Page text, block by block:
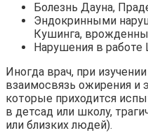
Болезнь Дауна,
Эндокринными
Кушинга,
Нарушения в работе
Иногда врач, при
взаимосвязь ожирения и
которые приходится
в детсад или школу,
или близких людей).